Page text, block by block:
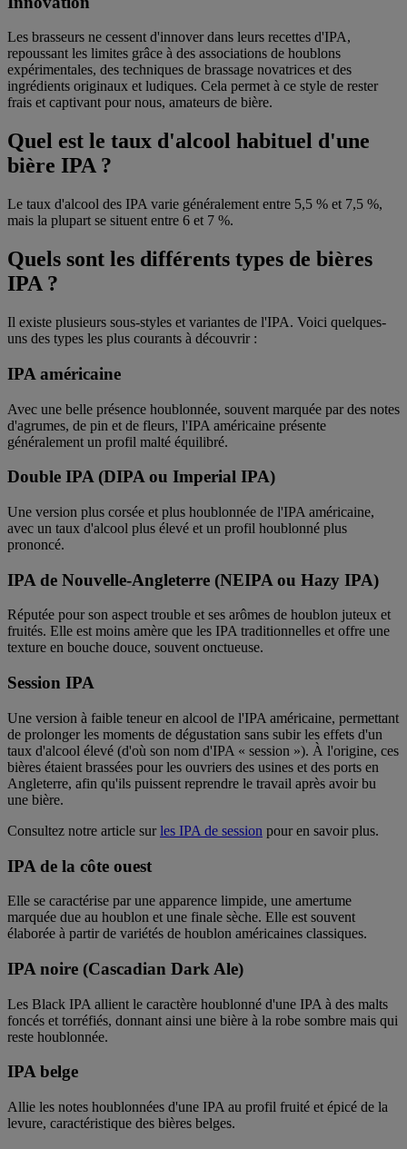
Les brasseurs ne cessent d'innover dans leurs recettes d'IPA,
repoussant les limites grâce à des associations de houblons
expérimentales, des techniques de brassage novatrices et des
ingrédients originaux et ludiques. Cela permet à ce style de rester
frais et captivant pour nous, amateurs de bière.
Quel est le taux d'alcool habituel d'une
bière IPA ?
Le taux d'alcool des IPA varie généralement entre 5,5 % et 7,5 %,
mais la plupart se situent entre 6 et 7 %.
Quels sont les différents types de bières
IPA ?
Il existe plusieurs sous-styles et variantes de l'IPA. Voici quelques-
uns des types les plus courants à découvrir :
IPA américaine
Avec une belle présence houblonnée, souvent marquée par des notes
d'agrumes, de pin et de fleurs, l'IPA américaine présente
généralement un profil malté équilibré.
Double IPA (DIPA ou Imperial IPA)
Une version plus corsée et plus houblonnée de l'IPA américaine,
avec un taux d'alcool plus élevé et un profil houblonné plus
prononcé.
IPA de Nouvelle-Angleterre (NEIPA ou Hazy IPA)
Réputée pour son aspect trouble et ses arômes de houblon juteux et
fruités. Elle est moins amère que les IPA traditionnelles et offre une
texture en bouche douce, souvent onctueuse.
Session IPA
Une version à faible teneur en alcool de l'IPA américaine, permettant
de prolonger les moments de dégustation sans subir les effets d'un
taux d'alcool élevé (d'où son nom d'IPA « session »). À l'origine, ces
bières étaient brassées pour les ouvriers des usines et des ports en
Angleterre, afin qu'ils puissent reprendre le travail après avoir bu
une bière.
Consultez notre article surles IPA de session pour en savoir plus.
IPA de la côte ouest
Elle se caractérise par une apparence limpide, une amertume
marquée due au houblon et une finale sèche. Elle est souvent
élaborée à partir de variétés de houblon américaines classiques.
IPA noire (Cascadian Dark Ale)
Les Black IPA allient le caractère houblonné d'une IPA à des malts
foncés et torréfiés, donnant ainsi une bière à la robe sombre mais qui
reste houblonnée.
IPA belge
Allie les notes houblonnées d'une IPA au profil fruité et épicé de la
levure, caractéristique des bières belges.